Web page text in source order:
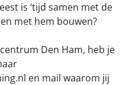
is ‘tijd samen met de
met hem bouwen?
Den Ham, heb je
en mail waarom jij